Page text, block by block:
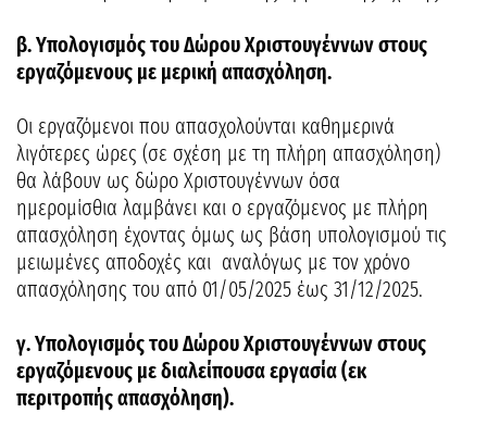
β. Υπολογισμός του Δώρου Χριστουγέννων στους
εργαζόμενους με μερική απασχόληση.
Οι εργαζόμενοι που απασχολούνται καθημερινά
λιγότερες ώρες (σε σχέση με τη πλήρη απασχόληση)
θα λάβουν ως δώρο Χριστουγέννων όσα
ημερομίσθια λαμβάνει και ο εργαζόμενος με πλήρη
απασχόληση έχοντας όμως ως βάση υπολογισμού τις
μειωμένες αποδοχές και αναλόγως με τον χρόνο
απασχόλησης του από 01/05/2025 έως 31/12/2025.
γ. Υπολογισμός του Δώρου Χριστουγέννων στους
εργαζόμενους με διαλείπουσα εργασία (εκ
περιτροπής απασχόληση).